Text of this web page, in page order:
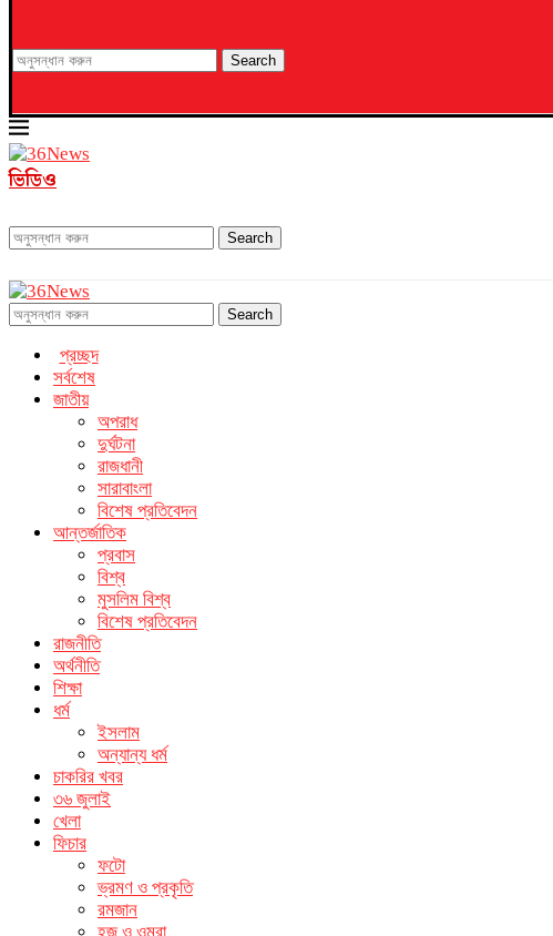
Search
ভিডিও
Search
Search
প্রচ্ছদ
সর্বশেষ
জাতীয়
অপরাধ
দুর্ঘটনা
রাজধানী
সারাবাংলা
বিশেষ প্রতিবেদন
আন্তর্জাতিক
প্রবাস
বিশ্ব
মুসলিম বিশ্ব
বিশেষ প্রতিবেদন
রাজনীতি
অর্থনীতি
শিক্ষা
ধর্ম
ইসলাম
অন্যান্য ধর্ম
চাকরির খবর
৩৬ জুলাই
খেলা
ফিচার
ফটো
ভ্রমণ ও প্রকৃতি
রমজান